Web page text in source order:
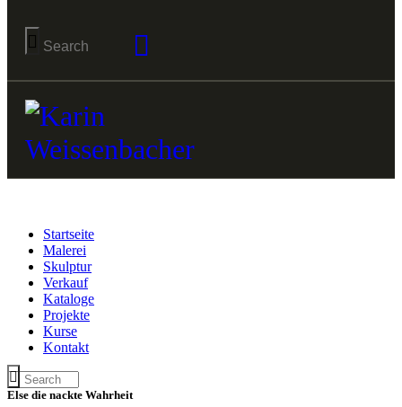
Startseite
Malerei
Skulptur
Verkauf
Kataloge
Projekte
Kurse
Kontakt
Else die nackte Wahrheit